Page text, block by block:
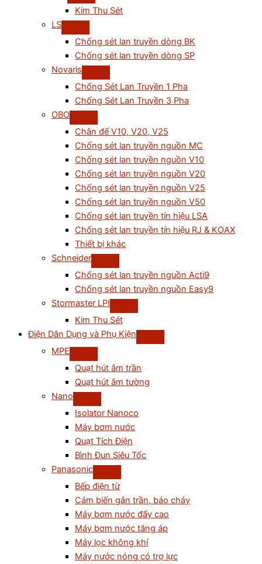
Kim Thu Sét
LS
Chống sét lan truyền dòng BK
Chống sét lan truyền dòng SP
Novaris
Chống Sét Lan Truyền 1 Pha
Chống Sét Lan Truyền 3 Pha
OBO
Chân đế V10, V20, V25
Chống sét lan truyền nguồn MC
Chống sét lan truyền nguồn V10
Chống sét lan truyền nguồn V20
Chống sét lan truyền nguồn V25
Chống sét lan truyền nguồn V50
Chống sét lan truyền tín hiệu LSA
Chống sét lan truyền tín hiệu RJ & KOAX
Thiết bị khác
Schneider
Chống sét lan truyền nguồn Acti9
Chống sét lan truyền nguồn Easy9
Stormaster LPI
Kim Thu Sét
Điện Dân Dụng và Phụ Kiện
MPE
Quạt hút âm trần
Quạt hút âm tường
Nano
Isolator Nanoco
Máy bơm nước
Quạt Tích Điện
Bình Đun Siêu Tốc
Panasonic
Bếp điện từ
Cám biến gắn trần, báo cháy
Máy bơm nước đẩy cao
Máy bơm nước tăng áp
Máy lọc không khí
Máy nước nóng có trợ lực